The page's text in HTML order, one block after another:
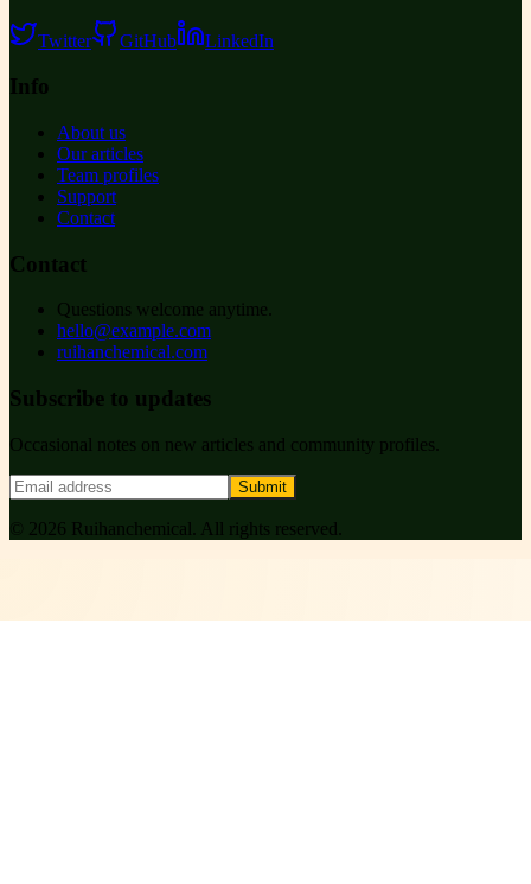
Twitter GitHub LinkedIn
Info
About us
Our articles
Team profiles
Support
Contact
Contact
Questions welcome anytime.
hello@example.com
ruihanchemical.com
Subscribe to updates
Occasional notes on new articles and community profiles.
Submit
© 2026 Ruihanchemical . All rights reserved.